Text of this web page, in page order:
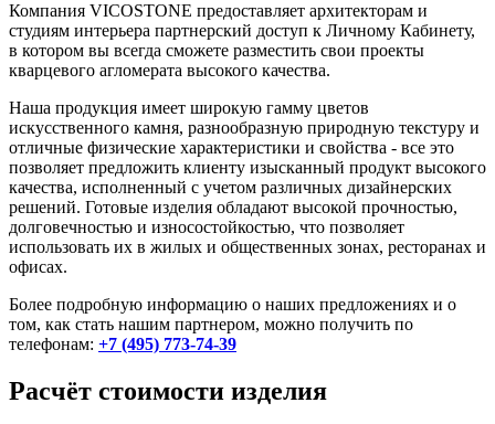
Компания VICOSTONE предоставляет архитекторам и
студиям интерьера партнерский доступ к Личному Кабинету,
в котором вы всегда сможете разместить свои проекты
кварцевого агломерата высокого качества.
Наша продукция имеет широкую гамму цветов
искусственного камня, разнообразную природную текстуру и
отличные физические характеристики и свойства - все это
позволяет предложить клиенту изысканный продукт высокого
качества, исполненный с учетом различных дизайнерских
решений. Готовые изделия обладают высокой прочностью,
долговечностью и износостойкостью, что позволяет
использовать их в жилых и общественных зонах, ресторанах и
офисах.
Более подробную информацию о наших предложениях и о
том, как стать нашим партнером, можно получить по
телефонам: +7 (495) 773-74-39
Расчёт стоимости изделия